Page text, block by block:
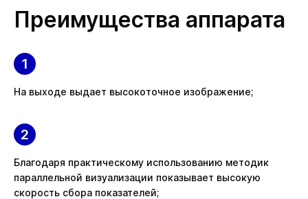
Преимущества аппарата
На выходе выдает высокоточное изображение;
Благодаря практическому использованию методик
параллельной визуализации показывает высокую
скорость сбора показателей;